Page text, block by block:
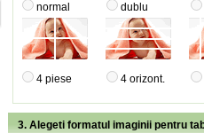
normal dublu
4 piese 4 orizont.
3. Alegeti formatul imaginii pentru